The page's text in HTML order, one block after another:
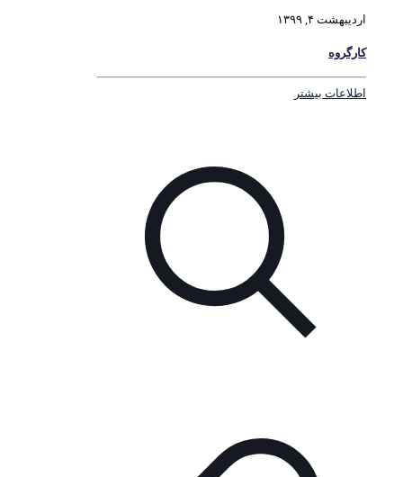
اردیبهشت ۴, ۱۳۹۹
کارگروه
اطلاعات بیشتر